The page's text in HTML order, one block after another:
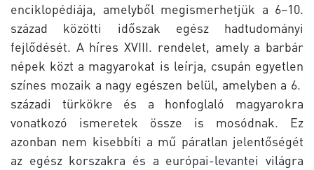
enciklopédiája, amelyből megismerhetjük a 6–10.
század közötti időszak egész hadtudományi
fejlődését. A híres XVIII. rendelet, amely a barbár
népek közt a magyarokat is leírja, csupán egyetlen
színes mozaik a nagy egészen belül, amelyben a 6.
századi türkökre és a honfoglaló magyarokra
vonatkozó ismeretek össze is mosódnak. Ez
azonban nem kisebbíti a mű páratlan jelentőségét
az egész korszakra és a európai-levantei világra